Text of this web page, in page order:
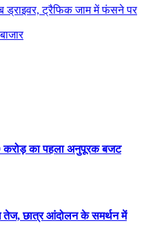
ड्राइवर, ट्रैफिक जाम में फंसने पर
करोड़ का पहला अनुपूरक बजट
तेज, छात्र आंदोलन के समर्थन में